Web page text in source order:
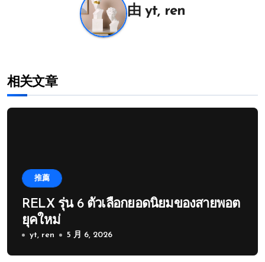
由yt, ren
相关文章
推薦
RELX รุ่น 6 ตัวเลือกยอดนิยมของสายพอต
ยุคใหม่
yt, ren 5 月 6, 2026